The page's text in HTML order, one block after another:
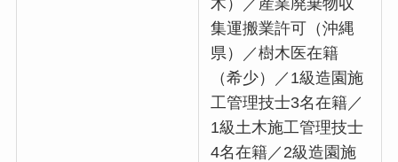
集運搬業許可（沖縄
県）／樹木医在籍
（希少）／1級造園施
工管理技士3名在籍／
1級土木施工管理技士
4名在籍／2級造園施